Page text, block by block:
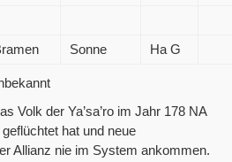
Sonne Ha G
Volk der Ya’sa’ro im Jahr 178 NA
hat und neue
Allianz nie im System ankommen.